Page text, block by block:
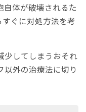
自体が破壊されるた
ぐに対処方法を考
少してしまうおそれ
外の治療法に切り